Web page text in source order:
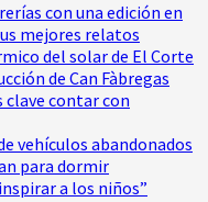
con una edición en
mejores relatos
del solar de El Corte
de Can Fàbregas
clave contar con
vehículos abandonados
para dormir
a los niños”